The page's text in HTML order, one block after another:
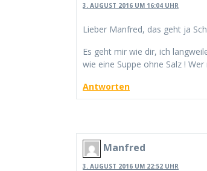
3. AUGUST 2016 UM 16:04 UHR
Lieber Manfred, das geht ja
Es geht mir wie dir, ich
wie eine Suppe ohne Salz !
Antworten
Manfred
3. AUGUST 2016 UM 22:52 UHR